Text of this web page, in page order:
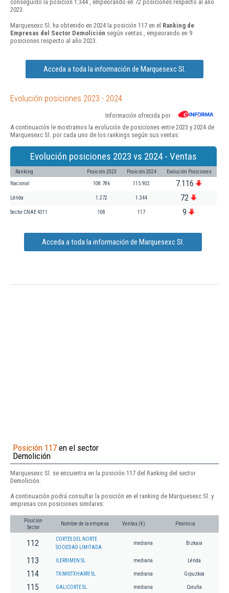
conseguido la posición 1.344 , empeorando en 72 posiciones respecto al año
2023.
Marquesexc Sl. ha obtenido en 2024 la posición 117 en el Ranking de
Empresas del Sector Demolición según ventas , empeorando en 9
posiciones respecto al año 2023.
Acceda a toda la información de Marquesexc Sl.
Evolución posiciones 2023 - 2024
Información ofrecida por
A continuación le mostramos la evolución de posiciones entre 2023 y 2024 de
Marquesexc Sl. por cada uno de los rankings según sus ventas:
Evolución posiciones 2023 vs 2024 - Ventas
Ranking Posición 2023 Posición 2024 Evolución Posiciones
Nacional 108.786 115.902 7.116
Lérida 1.272 1.344 72
Sector CNAE 4311 108 117 9
Acceda a toda la información de Marquesexc Sl.
Posición 117 en el sector
Demolición
Marquesexc Sl. se encuentra en la posición 117 del Ranking del sector
Demolición.
A continuación podrá consultar la posición en el ranking de Marquesexc Sl. y
empresas con posiciones similares:
Posición
Sector
Nombre de la empresa Ventas (€) Provincia
112
CORTES DEL NORTE
SOCIEDAD LIMITADA.
mediana Bizkaia
113 ILERBIMEN SL mediana Lérida
114 TXIMISTXHARRI SL mediana Gipuzkoa
115 GALICORTE SL mediana Coruña